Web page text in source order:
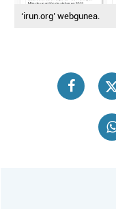
‘irun.org’ webgunea.